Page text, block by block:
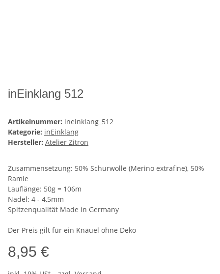
inEinklang 512
Artikelnummer: ineinklang_512
Kategorie: inEinklang
Hersteller: Atelier Zitron
Zusammensetzung: 50% Schurwolle (Merino extrafine), 50%
Ramie
Lauflänge: 50g = 106m
Nadel: 4 - 4,5mm
Spitzenqualität Made in Germany
Der Preis gilt für ein Knäuel ohne Deko
8,95 €